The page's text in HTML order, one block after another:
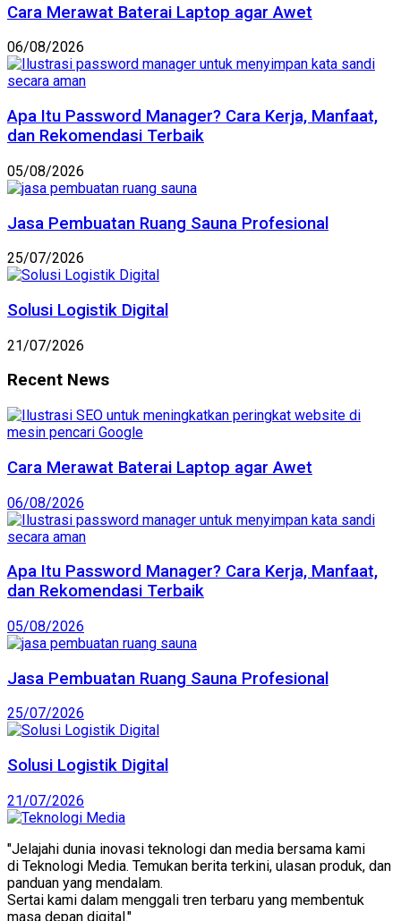
Cara Merawat Baterai Laptop agar Awet
06/08/2026
Apa Itu Password Manager? Cara Kerja, Manfaat,
dan Rekomendasi Terbaik
05/08/2026
Jasa Pembuatan Ruang Sauna Profesional
25/07/2026
Solusi Logistik Digital
21/07/2026
Recent News
Cara Merawat Baterai Laptop agar Awet
06/08/2026
Apa Itu Password Manager? Cara Kerja, Manfaat,
dan Rekomendasi Terbaik
05/08/2026
Jasa Pembuatan Ruang Sauna Profesional
25/07/2026
Solusi Logistik Digital
21/07/2026
"Jelajahi dunia inovasi teknologi dan media bersama kami
di Teknologi Media. Temukan berita terkini, ulasan produk, dan
panduan yang mendalam.
Sertai kami dalam menggali tren terbaru yang membentuk
masa depan digital."